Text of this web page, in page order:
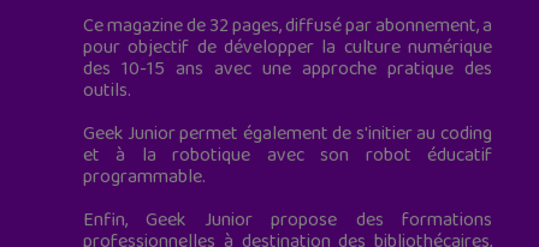
Ce magazine de 32 pages, diffusé par abonnement, a
pour objectif de développer la culture numérique
des 10-15 ans avec une approche pratique des
outils.
Geek Junior permet également de s'initier au coding
et à la robotique avec son robot éducatif
programmable.
Enfin, Geek Junior propose des formations